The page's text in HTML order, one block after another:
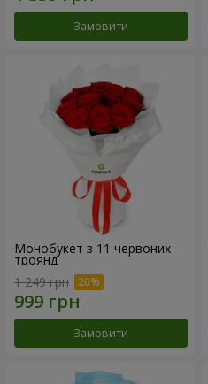
Замовити
Монобукет з 11 червоних
троянд
1 249 грн
Замовити